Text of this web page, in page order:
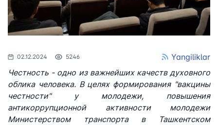
02.12.2024 5246
Yangiliklar
Честность - одно из важнейших качеств духовного
облика человека. В целях формирования "вакцины
честности" у молодежи, повышения
антикоррупционной активности молодежи
Министерством транспорта в Ташкентском